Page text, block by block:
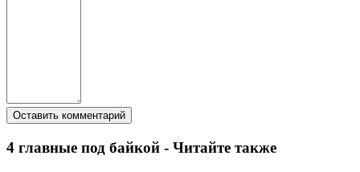
4 главные под байкой - Читайте также